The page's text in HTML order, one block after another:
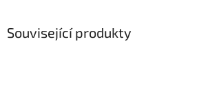
Související produkty